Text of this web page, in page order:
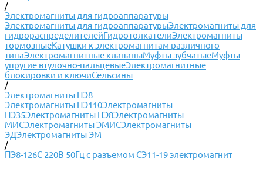
/
Электромагниты для гидроаппаратуры
Электромагниты для гидроаппаратурыЭлектромагниты для
гидрораспределителейГидротолкателиЭлектромагниты
тормозныеКатушки к электромагнитам различного
типаЭлектромагнитные клапаныМуфты зубчатыеМуфты
упругие втулочно-пальцевыеЭлектромагнитные
блокировки и ключиСельсины
/
Электромагниты ПЭ8
Электромагниты ПЭ110Электромагниты
ПЭ35Электромагниты ПЭ8Электромагниты
МИСЭлектромагниты ЭМИСЭлектромагниты
ЭДЭлектромагниты ЭМ
/
ПЭ8-126С 220В 50Гц с разъемом СЭ11-19 электромагнит